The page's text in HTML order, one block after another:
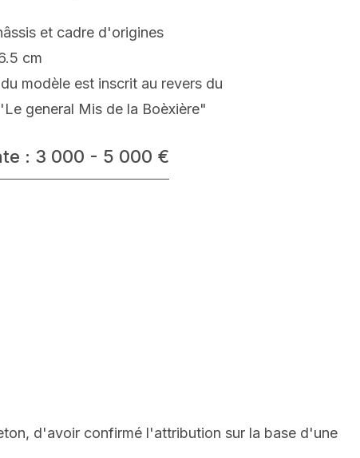
et cadre d'origines
cm
modèle est inscrit au revers du
general Mis de la Boèxière"
: 3 000 - 5 000 €
d'avoir confirmé l'attribution sur la base d'une